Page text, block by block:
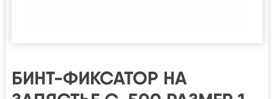
БИНТ-ФИКСАТОР НА